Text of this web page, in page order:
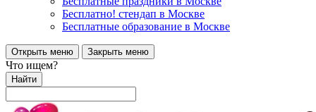
Бесплатно! стендап в Москве
Бесплатные образование в Москве
Открыть меню Закрыть меню
Что ищем?
Найти